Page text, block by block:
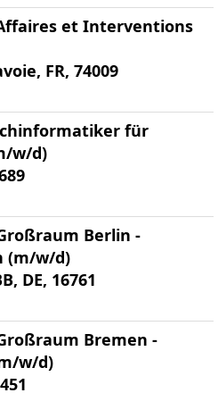
et Interventions
FR, 74009
für
w/d)
Berlin -
(m/w/d)
DE, 16761
Bremen -
w/d)